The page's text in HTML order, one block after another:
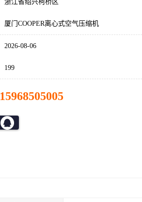
浙江省绍兴柯桥区
厦门COOPER离心式空气压缩机
2026-08-06
199
15968505005